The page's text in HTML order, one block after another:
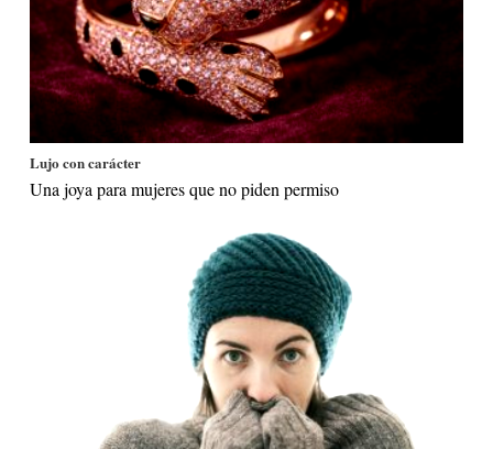
Lujo con carácter
Una joya para mujeres que no piden permiso